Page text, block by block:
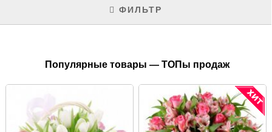
ФИЛЬТР
Популярные товары — ТОПы продаж